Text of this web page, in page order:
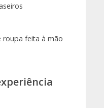
roupa feita à mão